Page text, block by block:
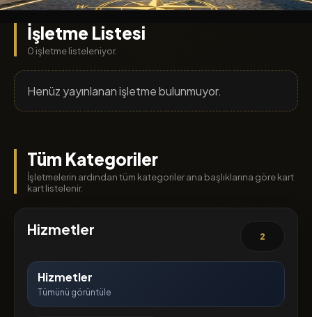
İşletme Listesi
0 işletme listeleniyor.
Henüz yayınlanan işletme bulunmuyor.
Tüm Kategoriler
İşletmelerin ardından tüm kategoriler ana başlıklarına göre kart
kart listelenir.
Hizmetler 2
Hizmetler
Tümünü görüntüle